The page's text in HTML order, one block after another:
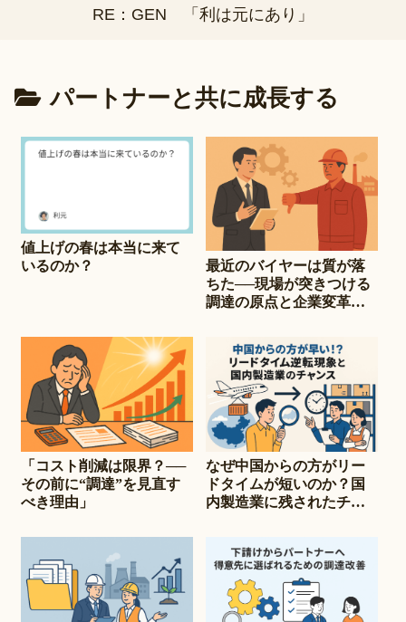
RE：GEN 「利は元にあり」
パートナーと共に成長する
値上げの春は本当に来て
いるのか？
最近のバイヤーは質が落
ちた──現場が突きつける
調達の原点と企業変革の
「コスト削減は限界？──
その前に“調達”を見直す
べき理由」
なぜ中国からの方がリー
ドタイムが短いのか？国
内製造業に残されたチャ